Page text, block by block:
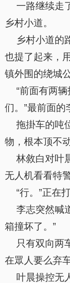
一路继续走
乡村小道。
乡村小道的
也提了起来，
镇外围的绕城公
“前面有两辆
们。”最前面的
拖掛车的吨
物，根本顶不
林敘白对叶
无人机看看特
“行。”正在
李志突然喊
箱撞坏了。”
只有双向两
在眾人要么弃
叶晨操控无